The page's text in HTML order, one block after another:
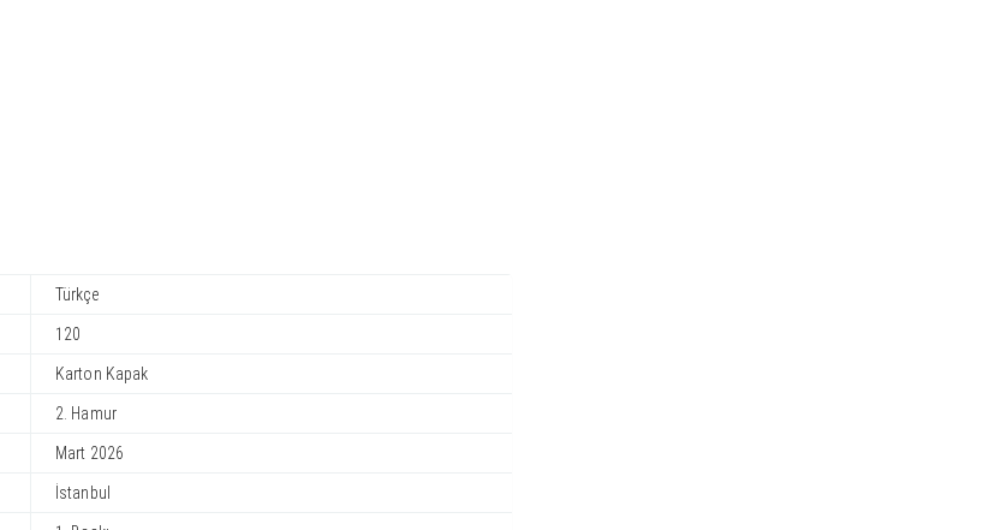
Türkçe
120
Karton Kapak
2. Hamur
Mart 2026
İstanbul